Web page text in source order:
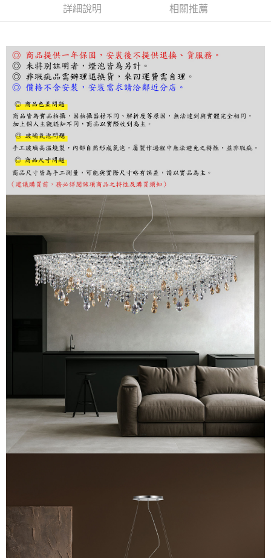
【「AFTEE先享後付」結帳流程】
２．訂單成立數日內，您將收到繳費通知簡訊。
３．收到繳費通知簡訊後14天內，點擊此簡訊中的連結，可透過四大超商／
ATM／網路銀行／等多元方式進行付款，方視為交易完成。
※ 請注意：結帳手續完成當下不需立刻繳費，但若您需要取消訂單，請聯絡
購買商品的店家。未經商家同意取消之訂單仍視為有效，需透過AFTEE先享
後付繳納相關費用。
※ 交易是否成功請以「AFTEE先享後付 」之結帳頁面顯示為準，若有關於
是否繳費成功／繳費後需取消欲退款等相關疑問，請聯繫「AFTEE先享後付
客戶支援中心」https://netprotections.freshdesk.com/support/home
【注意事項】
１．透過由恩沛科技股份有限公司提供之「AFTEE先享後付」服務完成之交
權轉讓予恩沛科技股份有限公司。
２．關於個人資料處理事宜，請瀏覽以下網址：
https://aftee.tw/terms/#terms3
３．未成年的使用者請事先徵得法定代理人或監護人之同意方可使用
「AFTEE先享後付」，若未經同意申辦者引起之損失，本公司不負相關責
４．使用「AFTEE先享後付」時，將依據個別帳號之用戶狀況，依本公司即
時審查核予不同之上限額度；若仍有額度不足之情形，本公司將視審查結果
請求用戶進行身份認證。
５．嚴禁一人註冊多個帳號或使用他人資訊註冊。若發現惡意使用之情形，
恩沛科技股份有限公司將有權停止該用戶之使用額度並採取法律行動。
每筆NT$180，滿NT$5,000(含以上)免運費
詳細說明 相關推薦